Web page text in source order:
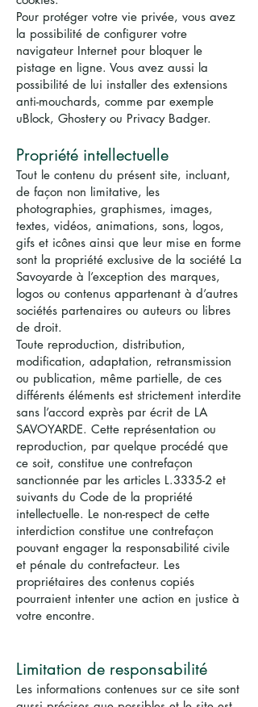
Pour protéger votre vie privée, vous avez
la possibilité de configurer votre
navigateur Internet pour bloquer le
pistage en ligne. Vous avez aussi la
possibilité de lui installer des extensions
anti-mouchards, comme par exemple
uBlock, Ghostery ou Privacy Badger.
Propriété intellectuelle
Tout le contenu du présent site, incluant,
de façon non limitative, les
photographies, graphismes, images,
textes, vidéos, animations, sons, logos,
gifs et icônes ainsi que leur mise en forme
sont la propriété exclusive de la société La
Savoyarde à l’exception des marques,
logos ou contenus appartenant à d’autres
sociétés partenaires ou auteurs ou libres
de droit.
Toute reproduction, distribution,
modification, adaptation, retransmission
ou publication, même partielle, de ces
différents éléments est strictement interdite
sans l’accord exprès par écrit de LA
SAVOYARDE. Cette représentation ou
reproduction, par quelque procédé que
ce soit, constitue une contrefaçon
sanctionnée par les articles L.3335-2 et
suivants du Code de la propriété
intellectuelle. Le non-respect de cette
interdiction constitue une contrefaçon
pouvant engager la responsabilité civile
et pénale du contrefacteur. Les
propriétaires des contenus copiés
pourraient intenter une action en justice à
votre encontre.
Limitation de responsabilité
Les informations contenues sur ce site sont